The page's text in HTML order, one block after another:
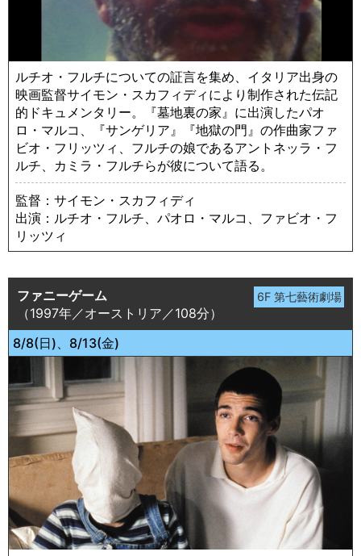
ルチオ・フルチについての証言を集め、イタリア出身の
映画監督サイモン・スカフィディにより制作された伝記
的ドキュメンタリー。『墓地裏の家』に出演したパオ
ロ・マルコ、『サンゲリア』『地獄の門』の作曲家ファ
ビオ・フリッツィ、フルチの娘であるアントネッラ・フ
ルチ、カミラ・フルチらが彼について語る。
監督：サイモン・スカフィディ
出演：ルチオ・フルチ、パオロ・マルコ、ファビオ・フ
リッツィ
ファニーゲーム
（1997年／オーストリア／108分）
8/8(日)、8/13(金)